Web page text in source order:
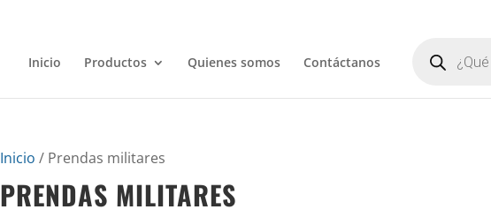
Inicio Productos Quienes somos Contáctanos productos
Inicio / Prendas militares
PRENDAS MILITARES